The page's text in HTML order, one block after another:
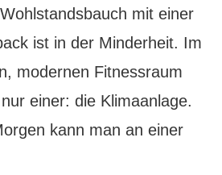
mit einer
ist in der Minderheit. Im
modernen Fitnessraum
einer: die Klimaanlage.
kann man an einer